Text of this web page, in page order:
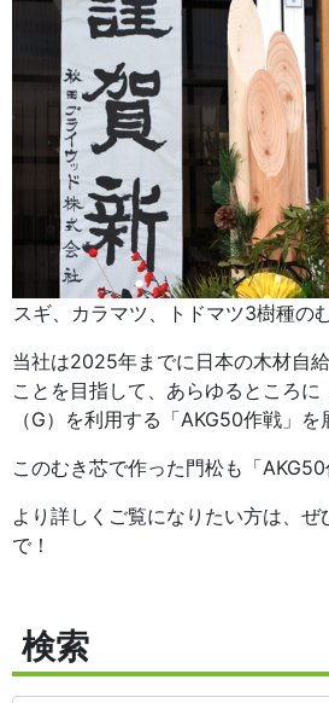
スギ、カラマツ、トドマツ3樹種の
当社は2025年までに日本の木材自
ことを目指して、あらゆるところに
（G）を利用する「AKG50作戦」を
このむき芯で作った門松も「AKG50
より詳しくご覧になりたい方は、ぜ
で！
検索